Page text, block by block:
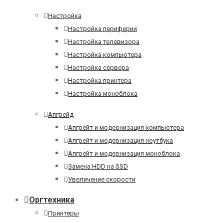
Настройка
Настройка периферии
Настройка телевизора
Настройка компьютера
Настройка сервера
Настройка принтера
Настройка моноблока
Апгрейд
Апгрейт и модернизация компьютера
Апгрейт и модернизация ноутбука
Апгрейт и модернизация моноблока
Замена HDD на SSD
Увеличение скорости
Оргтехника
Принтеры